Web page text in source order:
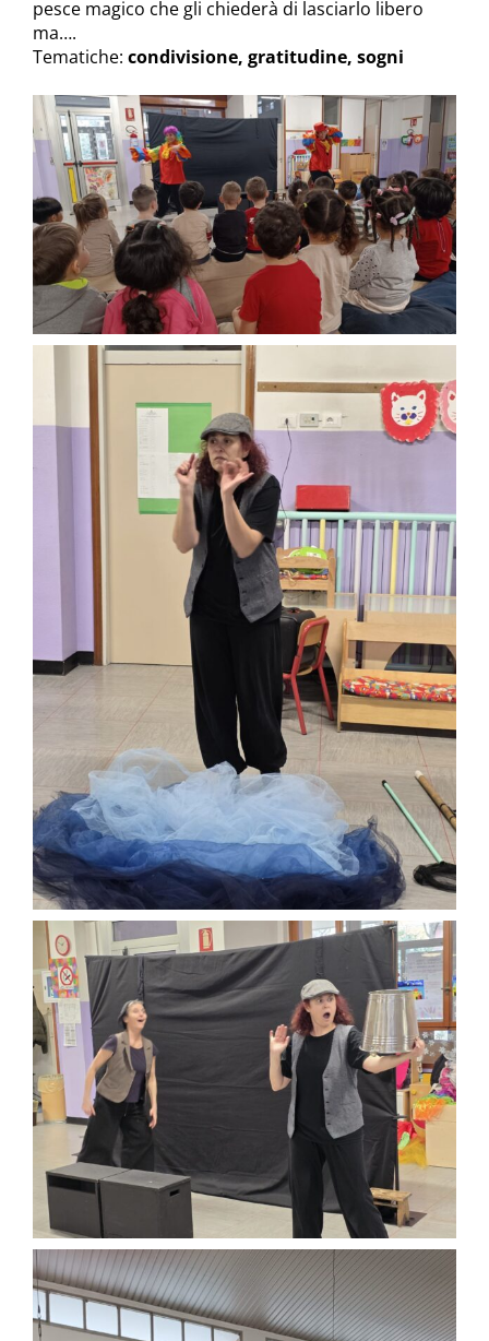
pesce magico che gli chiederà di lasciarlo libero
ma….
Tematiche: condivisione, gratitudine, sogni